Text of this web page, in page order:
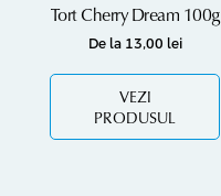
Tort Cherry Dream 100g
De la 13,00 lei
VEZI
PRODUSUL